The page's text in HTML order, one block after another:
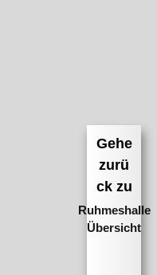
Gehe
zurü
ck zu
Ruhmeshalle
Übersicht